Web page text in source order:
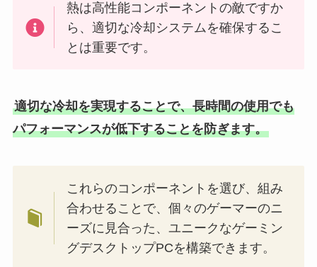
熱は高性能コンポーネントの敵ですか
ら、適切な冷却システムを確保するこ
とは重要です。
適切な冷却を実現することで、長時間の使用でも
パフォーマンスが低下することを防ぎます。
これらのコンポーネントを選び、組み
合わせることで、個々のゲーマーのニ
ーズに見合った、ユニークなゲーミン
グデスクトップPCを構築できます。